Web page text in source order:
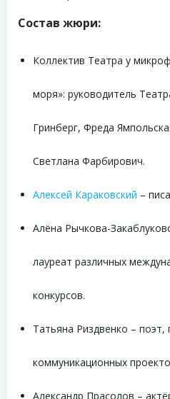
Состав жюри:
Коллектив Театра у
моря»: руководитель
Гринберг, Фреда
Светлана Фарбирович.
Алексей Караковский –
Алёна Рычкова-
лауреат различных
конкурсов.
Татьяна Риздвенко –
коммуникационных
Александр Прасолов –